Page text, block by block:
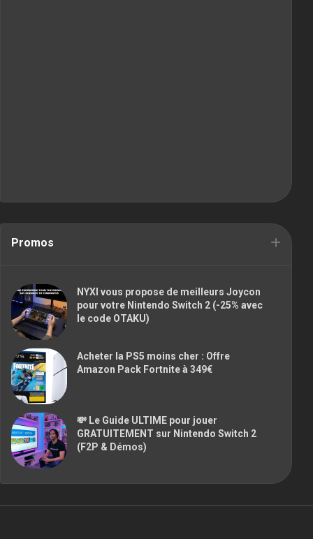
Promos
NYXI vous propose de meilleurs Joycon
pour votre Nintendo Switch 2 (-25% avec
le code OTAKU)
Acheter la PS5 moins cher : Offre
Amazon Pack Fortnite à 349€
💸 Le Guide ULTIME pour jouer
GRATUITEMENT sur Nintendo Switch 2
(F2P & Démos)